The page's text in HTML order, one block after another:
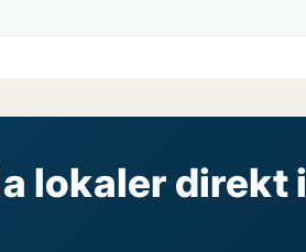
lokaler direkt i